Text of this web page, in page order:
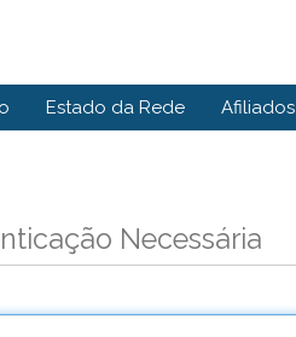
Estado da Rede Afiliados
Necessária